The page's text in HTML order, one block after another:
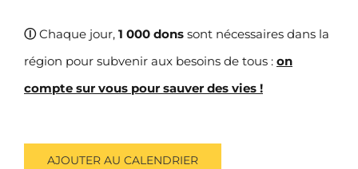
ⒾChaque jour, 1 000 dons sont nécessaires dans la
région pour subvenir aux besoins de tous : on
compte sur vous pour sauver des vies !
AJOUTER AU CALENDRIER